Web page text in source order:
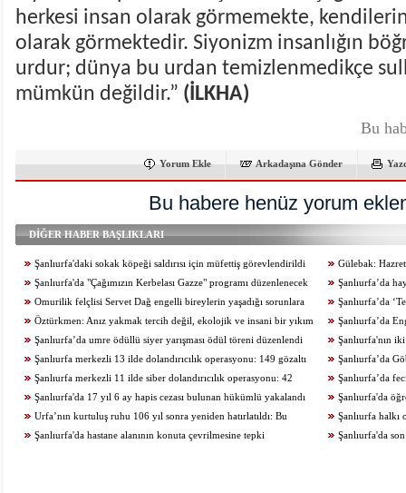
herkesi insan olarak görmemekte,
olarak görmektedir. Siyonizm insanlığın
urdur; dünya bu urdan temizlenmedikçe
mümkün değildir.” (İLKHA)
Bu
Yorum Ekle Arkadaşına Gönder
Bu habere henüz yorum
DİĞER HABER BAŞLIKLARI
Şanlıurfa'daki sokak köpeği saldırısı için müfettiş görevlendirildi
Gülebak:
Şanlıurfa'da "Çağımızın Kerbelası Gazze" programı düzenlenecek
Şanlıurfa’da
artırıldı
Omurilik felçlisi Servet Dağ engelli bireylerin yaşadığı sorunlara
dikkat çekti
Şanlıurfa’da
yapıldı
Öztürkmen: Anız yakmak tercih değil, ekolojik ve insani bir yıkım
Şanlıurfa’da
düzenlendi
Şanlıurfa’da umre ödüllü siyer yarışması ödül töreni düzenlendi
Şanlıurfa'nın
Şanlıurfa merkezli 13 ilde dolandırıcılık operasyonu: 149 gözaltı
Şanlıurfa’da
yakalandı
Şanlıurfa merkezli 11 ilde siber dolandırıcılık operasyonu: 42
gözaltı
Şanlıurfa’da
Şanlıurfa'da 17 yıl 6 ay hapis cezası bulunan hükümlü yakalandı
Şanlıurfa'da
Urfa’nın kurtuluş ruhu 106 yıl sonra yeniden hatırlatıldı: Bu
topraklar kanla ve imanla savunuldu
Şanlıurfa
Şanlıurfa'da hastane alanının konuta çevrilmesine tepki
Şanlıurfa'da